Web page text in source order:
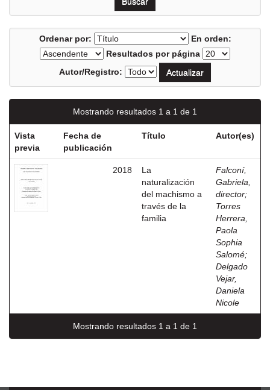
Ordenar por:
En orden:
Resultados por página
Autor/Registro:
Mostrando resultados 1 a 1 de 1
Vista
previa
Fecha de
publicación
Título Autor(es)
2018
La
naturalización
del machismo a
través de la
familia
Falconí,
Gabriela,
director;
Torres
Herrera,
Paola
Sophia
Salomé;
Delgado
Vejar,
Daniela
Nicole
Mostrando resultados 1 a 1 de 1